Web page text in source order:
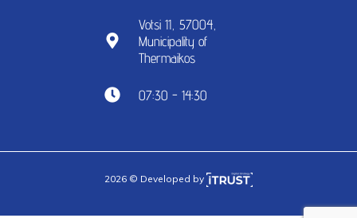
Votsi 11, 57004,
Municipality of
Thermaikos
07:30 - 14:30
2026 © Developed by